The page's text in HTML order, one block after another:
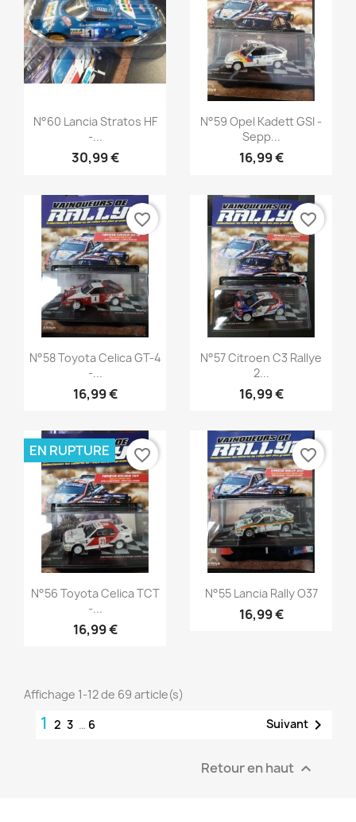
Aperçu rapide
N°60 Lancia Stratos HF
-...
30,99 €
Aperçu rapide
N°59 Opel Kadett GSI -
Sepp...
16,99 €
Aperçu rapide
N°58 Toyota Celica GT-4
-...
16,99 €
favorite_border
Aperçu rapide
N°57 Citroen C3 Rallye
2...
16,99 €
favorite_border
Aperçu rapide
N°56 Toyota Celica TCT
-...
16,99 €
EN RUPTURE favorite_border
Aperçu rapide
N°55 Lancia Rally O37
16,99 €
favorite_border
Affichage 1-12 de 69 article(s)
1 2 3 … 6 Suivant 
Retour en haut 